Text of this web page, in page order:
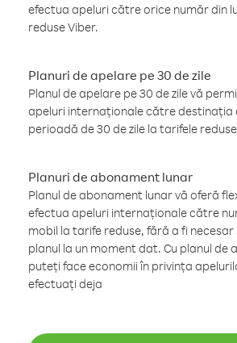
efectua apeluri către orice număr din
reduse Viber.
Planuri de apelare pe 30 de zile
Planul de apelare pe 30 de zile vă
apeluri internaționale către destinația
perioadă de 30 de zile la tarifele
Planuri de abonament lunar
Planul de abonament lunar vă oferă
efectua apeluri internaționale către
mobil la tarife reduse, fără a fi
planul la un moment dat. Cu planul de
puteți face economii în privința
efectuați deja